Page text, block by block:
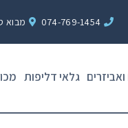
074-769-1454 מבוא סיוון 5,
גלאי דליפות